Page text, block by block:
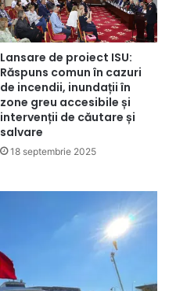
Lansare de proiect ISU:
Răspuns comun în cazuri
de incendii, inundații în
zone greu accesibile și
intervenții de căutare și
salvare
18 septembrie 2025